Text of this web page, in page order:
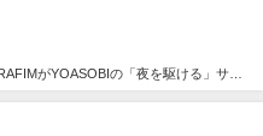
がYOASOBIの「夜を駆ける」サン